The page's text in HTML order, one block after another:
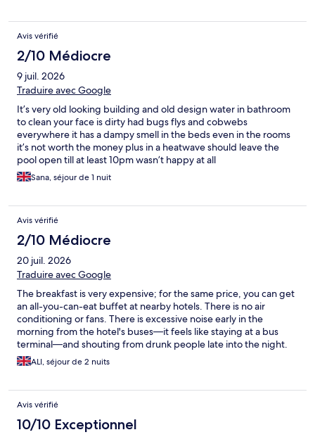
Avis vérifié
2/10 Médiocre
9 juil. 2026
Traduire avec Google
It’s very old looking building and old design water in bathroom
to clean your face is dirty had bugs flys and cobwebs
everywhere it has a dampy smell in the beds even in the rooms
it’s not worth the money plus in a heatwave should leave the
pool open till at least 10pm wasn’t happy at all
Sana, séjour de 1 nuit
Avis vérifié
2/10 Médiocre
20 juil. 2026
Traduire avec Google
The breakfast is very expensive; for the same price, you can get
an all-you-can-eat buffet at nearby hotels. There is no air
conditioning or fans. There is excessive noise early in the
morning from the hotel's buses—it feels like staying at a bus
terminal—and shouting from drunk people late into the night.
The towels are very old and worn out, the bathroom is
extremely cramped, and the beds are old and uncomfortable,
ALI, séjour de 2 nuits
Avis vérifié
10/10 Exceptionnel